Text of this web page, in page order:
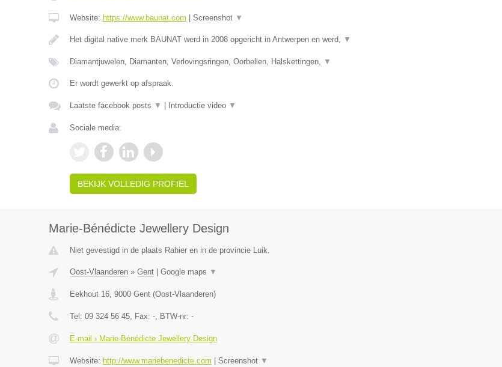
Website: https://www.baunat.com Screenshot ▼
Het digital native merk BAUNAT werd in 2008 opgericht in Antwerpen en werd, ▼
Diamantjuwelen, Diamanten, Verlovingsringen, Oorbellen, Halskettingen, ▼
Er wordt gewerkt op afspraak.
Laatste facebook posts ▼ Introductie video ▼
Sociale media:
BEKIJK VOLLEDIG PROFIEL
Marie-Bénédicte Jewellery Design
Niet gevestigd in de plaats Rahier en in de provincie Luik.
Oost-Vlaanderen» Gent| Google maps ▼
Eekhout 16, 9000 Gent(Oost-Vlaanderen)
Tel: 09 324 56 45, Fax: -, BTW-nr: -
E-mail › Marie-Bénédicte Jewellery Design
Website: http://www.mariebenedicte.com Screenshot ▼